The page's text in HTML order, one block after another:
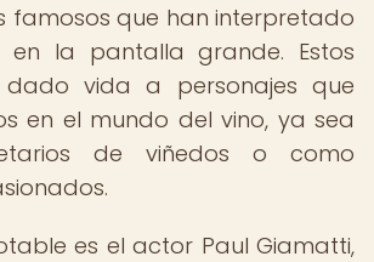
famosos que han interpretado
en la pantalla grande. Estos
vida a personajes que
en el mundo del vino, ya sea
de viñedos o como
es el actor Paul Giamatti,